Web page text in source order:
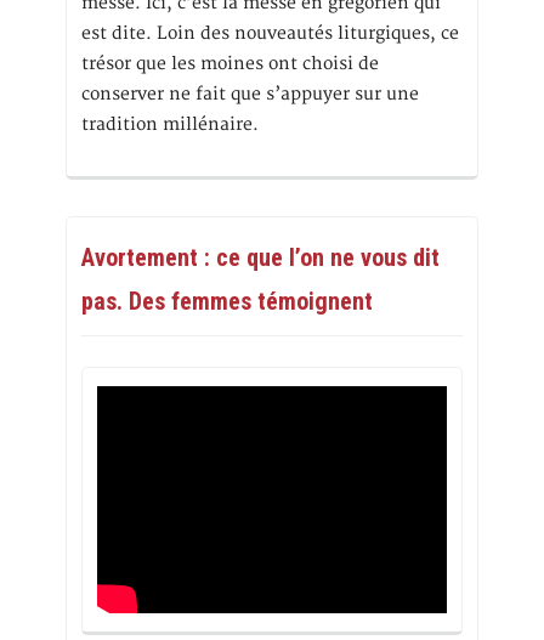
est dite. Loin des nouveautés liturgiques, ce
trésor que les moines ont choisi de
conserver ne fait que s’appuyer sur une
tradition millénaire.
Avortement : ce que l’on ne vous dit
pas. Des femmes témoignent